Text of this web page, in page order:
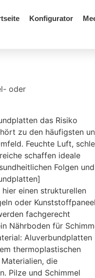
Konfigurator
das Risiko
zu den häufigsten
Feuchte Luft,
schaffen ideale
Folgen
einen strukturellen
oder
fachgerecht
Nährboden für
Aluverbundplatten
thermoplastischen
die
Pilze und Schimmel